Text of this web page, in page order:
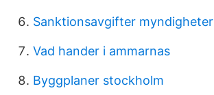
Sanktionsavgifter myndigheter
Vad hander i ammarnas
Byggplaner stockholm